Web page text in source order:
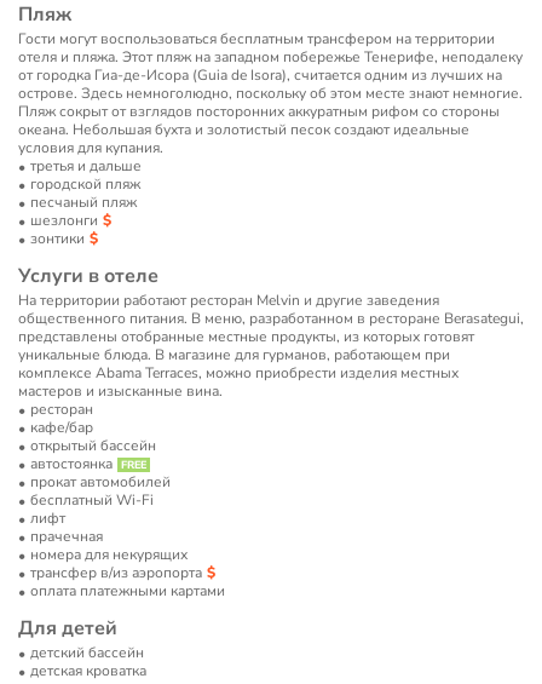
Пляж
Гости могут воспользоваться бесплатным трансфером на территории
отеля и пляжа. Этот пляж на западном побережье Тенерифе, неподалеку
от городка Гиа-де-Исора (Guia de Isora), считается одним из лучших на
острове. Здесь немноголюдно, поскольку об этом месте знают немногие.
Пляж сокрыт от взглядов посторонних аккуратным рифом со стороны
океана. Небольшая бухта и золотистый песок создают идеальные
условия для купания.
третья и дальше
городской пляж
песчаный пляж
шезлонги
зонтики
Услуги в отеле
На территории работают ресторан Melvin и другие заведения
общественного питания. В меню, разработанном в ресторане Berasategui,
представлены отобранные местные продукты, из которых готовят
уникальные блюда. В магазине для гурманов, работающем при
комплексе Abama Terraces, можно приобрести изделия местных
мастеров и изысканные вина.
ресторан
кафе/бар
открытый бассейн
автостоянка
прокат автомобилей
бесплатный Wi-Fi
лифт
прачечная
номера для некурящих
трансфер в/из аэропорта
оплата платежными картами
Для детей
детский бассейн
детская кроватка